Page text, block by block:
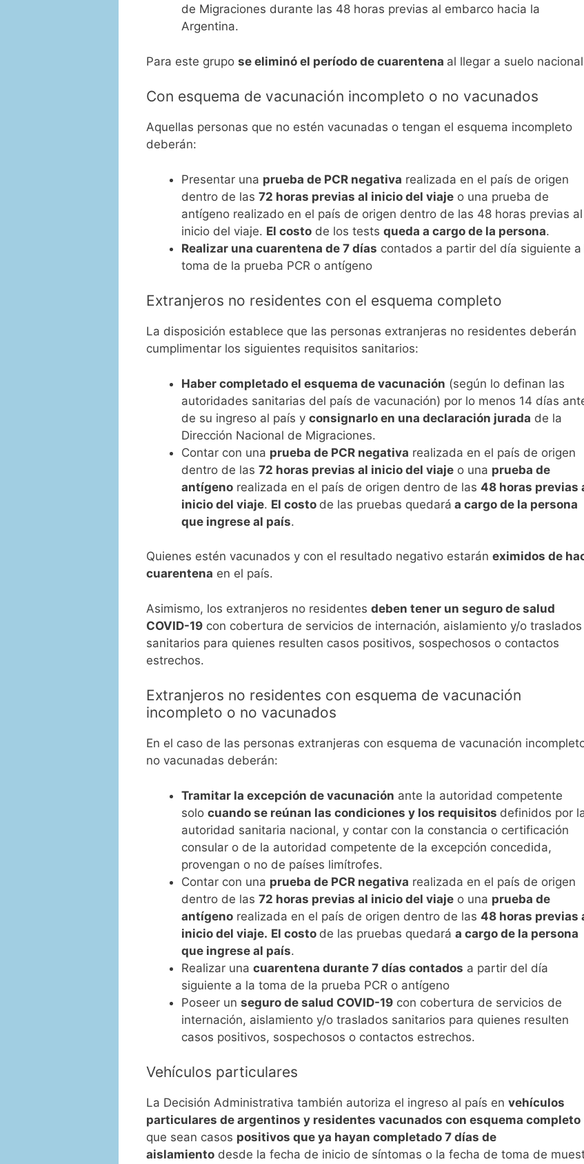
de Migraciones durante las 48 horas previas al embarco hacia la
Argentina.
Para este grupo se eliminó el período de cuarentena al llegar a suelo
Con esquema de vacunación incompleto o no vacunados
Aquellas personas que no estén vacunadas o tengan el esquema incompleto
deberán:
Presentar una prueba de PCR negativa realizada en el país de origen
dentro de las 72 horas previas al inicio del viaje o una prueba de
antígeno realizado en el país de origen dentro de las 48 horas previas al
inicio del viaje. El costo de los tests queda a cargo de la persona.
Realizar una cuarentena de 7 días contados a partir del día siguiente a
toma de la prueba PCR o antígeno
Extranjeros no residentes con el esquema completo
La disposición establece que las personas extranjeras no residentes deberán
cumplimentar los siguientes requisitos sanitarios:
Haber completado el esquema de vacunación (según lo definan las
autoridades sanitarias del país de vacunación) por lo menos 14 días
de su ingreso al país y consignarlo en una declaración jurada de la
Dirección Nacional de Migraciones.
Contar con una prueba de PCR negativa realizada en el país de origen
dentro de las 72 horas previas al inicio del viaje o una prueba de
antígeno realizada en el país de origen dentro de las 48 horas previas
inicio del viaje. El costo de las pruebas quedará a cargo de la persona
que ingrese al país.
Quienes estén vacunados y con el resultado negativo estarán eximidos de
cuarentena en el país.
Asimismo, los extranjeros no residentes deben tener un seguro de salud
COVID-19 con cobertura de servicios de internación, aislamiento y/o traslados
sanitarios para quienes resulten casos positivos, sospechosos o contactos
estrechos.
Extranjeros no residentes con esquema de vacunación
incompleto o no vacunados
En el caso de las personas extranjeras con esquema de vacunación
no vacunadas deberán:
Tramitar la excepción de vacunación ante la autoridad competente
solo cuando se reúnan las condiciones y los requisitos definidos por
autoridad sanitaria nacional, y contar con la constancia o certificación
consular o de la autoridad competente de la excepción concedida,
provengan o no de países limítrofes.
Contar con una prueba de PCR negativa realizada en el país de origen
dentro de las 72 horas previas al inicio del viaje o una prueba de
antígeno realizada en el país de origen dentro de las 48 horas previas
inicio del viaje. El costo de las pruebas quedará a cargo de la persona
que ingrese al país.
Realizar una cuarentena durante 7 días contados a partir del día
siguiente a la toma de la prueba PCR o antígeno
Poseer un seguro de salud COVID-19 con cobertura de servicios de
internación, aislamiento y/o traslados sanitarios para quienes resulten
casos positivos, sospechosos o contactos estrechos.
Vehículos particulares
La Decisión Administrativa también autoriza el ingreso al país en vehículos
particulares de argentinos y residentes vacunados con esquema completo
que sean casos positivos que ya hayan completado 7 días de
aislamiento desde la fecha de inicio de síntomas o la fecha de toma de